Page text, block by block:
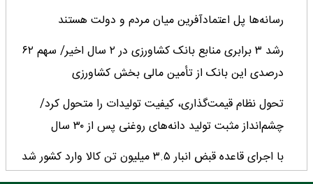
رسانه‌ها پل اعتمادآفرین میان مردم و دولت هستند
رشد ۳ برابری منابع بانک کشاورزی در ۲ سال اخیر/ سهم ۶۲
درصدی این بانک از تأمین مالی بخش کشاورزی
تحول نظام قیمت‌گذاری، کیفیت تولیدات را متحول کرد/
چشم‌انداز مثبت تولید دانه‌های روغنی پس از ۳۰ سال
با اجرای قاعده قبض انبار ۳.۵ میلیون تن کالا وارد کشور شد